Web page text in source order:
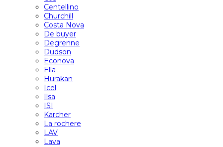
Centellino
Churchill
Costa Nova
De buyer
Degrenne
Dudson
Econova
Ella
Hurakan
Icel
Ilsa
ISI
Karcher
La rochere
LAV
Lava